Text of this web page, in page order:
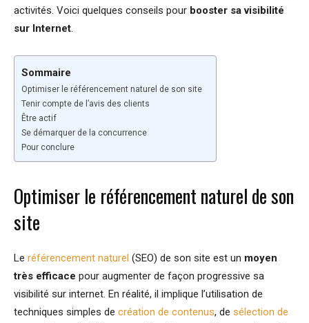
activités. Voici quelques conseils pour booster sa visibilité
sur Internet.
Sommaire
Optimiser le référencement naturel de son site
Tenir compte de l’avis des clients
Être actif
Se démarquer de la concurrence
Pour conclure
Optimiser le référencement naturel de son
site
Le référencement naturel (SEO) de son site est un moyen
très efficace pour augmenter de façon progressive sa
visibilité sur internet. En réalité, il implique l’utilisation de
techniques simples de création de contenus, de sélection de